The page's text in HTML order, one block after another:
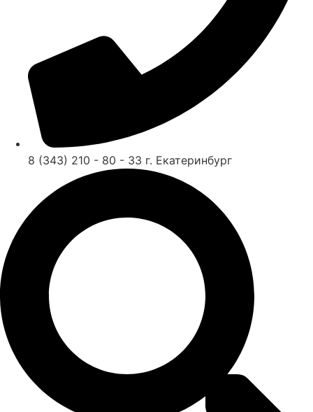
8 (343) 210 - 80 - 33 г. Екатеринбург